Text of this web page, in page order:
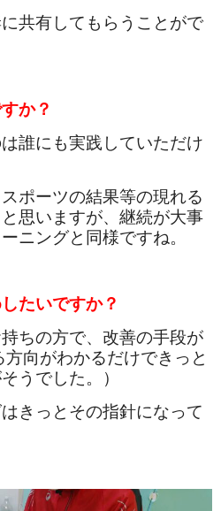
共有してもらうことがで
か？
誰にも実践していただけ
ポーツの結果等の現れる
思いますが、継続が大事
ニングと同様ですね。
たいですか？
ちの方で、改善の手段が
向がわかるだけできっと
うでした。）
きっとその指針になって